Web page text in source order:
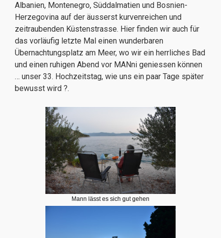
Albanien, Montenegro, Süddalmatien und Bosnien-
Herzegovina auf der äusserst kurvenreichen und
zeitraubenden Küstenstrasse. Hier finden wir auch für
das vorläufig letzte Mal einen wunderbaren
Übernachtungsplatz am Meer, wo wir ein herrliches Bad
und einen ruhigen Abend vor MANni geniessen können
… unser 33. Hochzeitstag, wie uns ein paar Tage später
bewusst wird ?.
Mann lässt es sich gut gehen